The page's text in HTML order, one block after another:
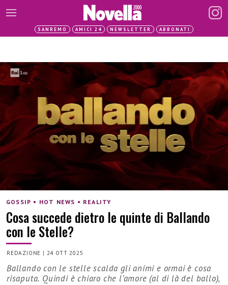
SANREMO AMICI 24 NEWSLETTER ABBONATI
GOSSIP • HOT NEWS • REALITY
Cosa succede dietro le quinte di Ballando
con le Stelle?
REDAZIONE | 24 OTT 2025
Ballando con le stelle scalda gli animi e ormai è cosa
risaputa. Quindi è chiaro che l’amore (al di là del ballo),